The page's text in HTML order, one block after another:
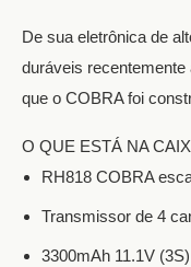
De sua eletrônica de
duráveis
que o COBRA foi
O QUE ESTÁ NA
RH818 COBRA
Transmissor de 4
3300mAh 11.1V